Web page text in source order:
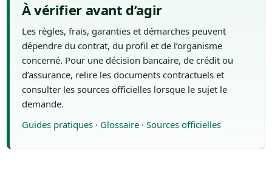
À vérifier avant d’agir
Les règles, frais, garanties et démarches peuvent
dépendre du contrat, du profil et de l’organisme
concerné. Pour une décision bancaire, de crédit ou
d’assurance, relire les documents contractuels et
consulter les sources officielles lorsque le sujet le
demande.
Guides pratiques· Glossaire· Sources officielles